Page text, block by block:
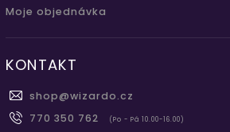
Moje objednávka
KONTAKT
shop@wizardo.cz
770 350 762
(Po - Pá 10.00-16.00)